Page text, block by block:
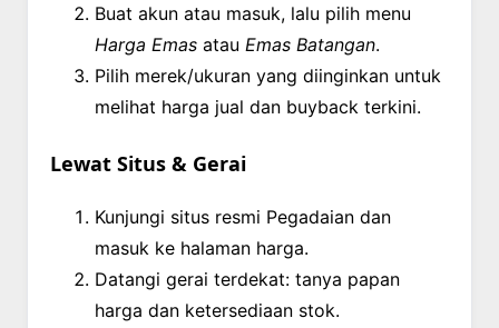
Buat akun atau masuk, lalu pilih menu
Harga Emas atau Emas Batangan.
Pilih merek/ukuran yang diinginkan untuk
melihat harga jual dan buyback terkini.
Lewat Situs & Gerai
Kunjungi situs resmi Pegadaian dan
masuk ke halaman harga.
Datangi gerai terdekat: tanya papan
harga dan ketersediaan stok.